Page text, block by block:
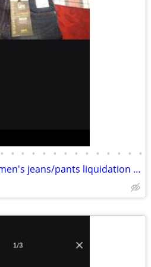
• • • • • • • • • • • • • •
Brand New women's & men's jeans/pants liquidation sale